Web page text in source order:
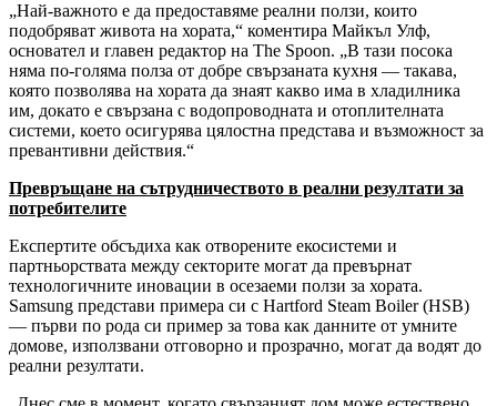
„Най-важното е да предоставяме реални ползи, които
подобряват живота на хората,“ коментира Майкъл Улф,
основател и главен редактор на The Spoon. „В тази посока
няма по-голяма полза от добре свързаната кухня — такава,
която позволява на хората да знаят какво има в хладилника
им, докато е свързана с водопроводната и отоплителната
системи, което осигурява цялостна представа и възможност за
превантивни действия.“
Превръщане на сътрудничеството в реални резултати за
потребителите
Експертите обсъдиха как отворените екосистеми и
партньорствата между секторите могат да превърнат
технологичните иновации в осезаеми ползи за хората.
Samsung представи примера си с Hartford Steam Boiler (HSB)
— първи по рода си пример за това как данните от умните
домове, използвани отговорно и прозрачно, могат да водят до
реални резултати.